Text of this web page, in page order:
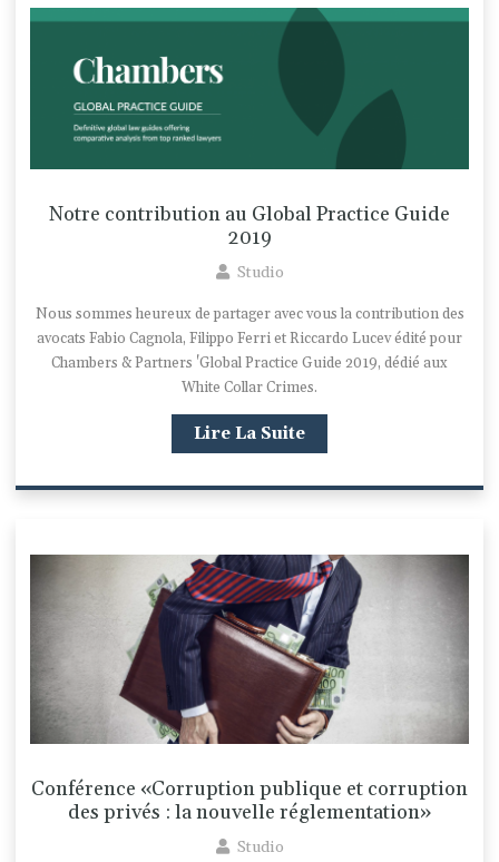
Notre contribution au Global Practice Guide
2019
Studio
Nous sommes heureux de partager avec vous la contribution des
avocats Fabio Cagnola, Filippo Ferri et Riccardo Lucev édité pour
Chambers & Partners 'Global Practice Guide 2019, dédié aux
White Collar Crimes.
Lire La Suite
Conférence «Corruption publique et corruption
des privés : la nouvelle réglementation»
Studio